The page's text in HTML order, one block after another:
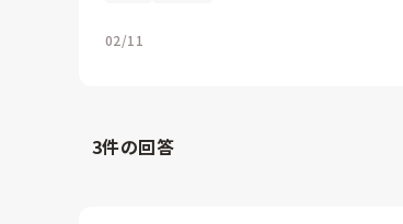
02/11
3件の回答